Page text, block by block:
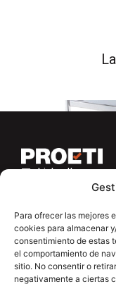
Para ofrecer las mejores
cookies para almacenar
consentimiento de estas
el comportamiento de
sitio. No consentir o
negativamente a ciertas
LinkedIn
+34 916 28
29 40
Ctra de
Algete, Av